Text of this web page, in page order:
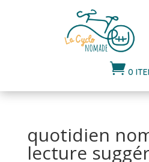
 0
quotidien
lecture